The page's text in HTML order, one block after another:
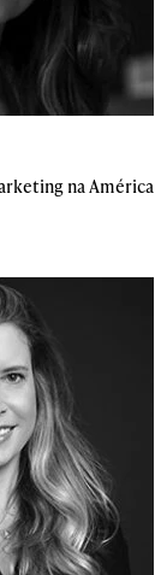
na América